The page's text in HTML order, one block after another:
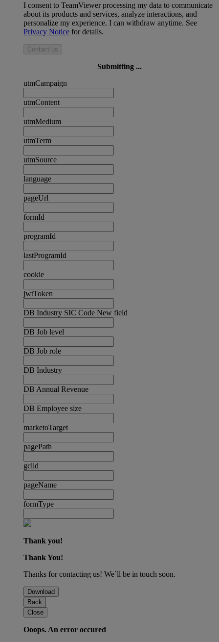
I consent to TeamViewer processing my data to communicate
about its products and services, analyze interactions, and
personalize my experience. I can withdraw anytime. See
Privacy Notice for details.
Contact us
Submitting ...
utmCampaign
utmContent
utmMedium
utmTerm
utmSource
language
pageUrl
formId
programId
lastProgramId
cookie
jwtToken
DB Industry SIC Code New field
DB Job level
DB Job role
DB Industry
DB Annual Revenue
DB Employee size
marketoTarget
pagePath
gclid
pageName
formType
Thank you!
Thank You!
Thanks for contacting us! We´ll be in touch soon.
Download
Back
Close
Ooops. An error occured